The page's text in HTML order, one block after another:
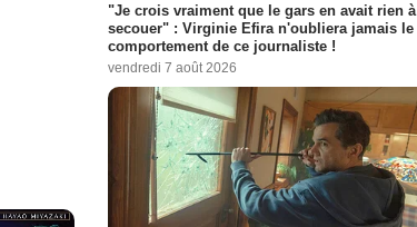
"Je crois vraiment que le gars en avait rien à
secouer" : Virginie Efira n'oubliera jamais le
comportement de ce journaliste !
vendredi 7 août 2026